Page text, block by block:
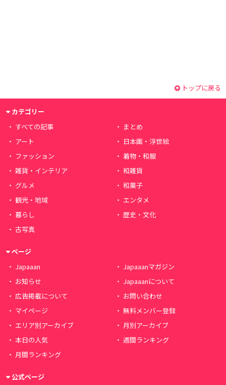
トップに戻る
カテゴリー
すべての記事
まとめ
アート
日本画・浮世絵
ファッション
着物・和服
雑貨・インテリア
和雑貨
グルメ
和菓子
観光・地域
エンタメ
暮らし
歴史・文化
古写真
ページ
Japaaan
Japaaanマガジン
お知らせ
Japaaanについて
広告掲載について
お問い合わせ
マイページ
無料メンバー登録
エリア別アーカイブ
月別アーカイブ
本日の人気
週間ランキング
月間ランキング
公式ページ